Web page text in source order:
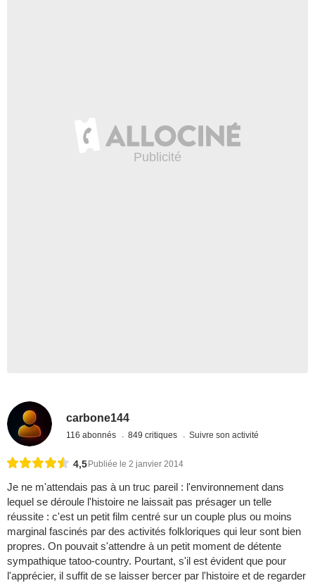
carbone144
116 abonnés 849 critiques Suivre son activité
4,5 Publiée le 2 janvier 2014
Je ne m'attendais pas à un truc pareil : l'environnement dans
lequel se déroule l'histoire ne laissait pas présager un telle
réussite : c'est un petit film centré sur un couple plus ou moins
marginal fascinés par des activités folkloriques qui leur sont bien
propres. On pouvait s'attendre à un petit moment de détente
sympathique tatoo-country. Pourtant, s'il est évident que pour
l'apprécier, il suffit de se laisser bercer par l'histoire et de regarder